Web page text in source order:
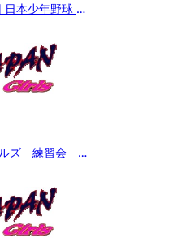
日本少年野球 東
ルズ 練習会 午